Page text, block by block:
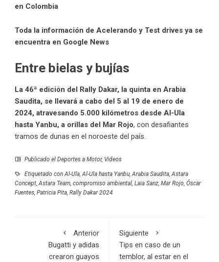
en Colombia
Toda la información de Acelerando y Test drives ya se
encuentra en Google News
Entre bielas y bujías
La 46ª edición del Rally Dakar, la quinta en Arabia
Saudita, se llevará a cabo del 5 al 19 de enero de
2024, atravesando 5.000 kilómetros desde Al-Ula
hasta Yanbu, a orillas del Mar Rojo, con desafiantes
tramos de dunas en el noroeste del país.
Publicado el Deportes a Motor, Videos
Etiquetado conAl-Ula,Al-Ula hasta Yanbu,Arabia Saudita,Astara
Concept,Astara Team, compromiso ambiental, Laia Sanz, Mar Rojo, Óscar
Fuentes, Patricia Pita, Rally Dakar 2024
Anterior
Bugatti y adidas
crearon guayos
Siguiente
Tips en caso de un
temblor, al estar en el